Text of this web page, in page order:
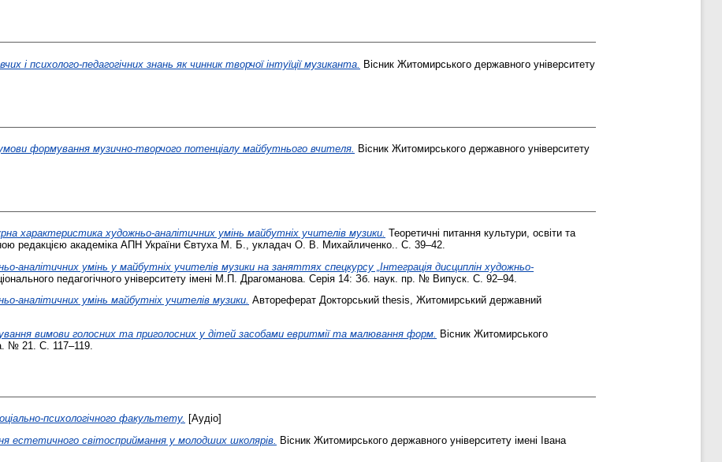
і психолого-педагогічних знань як чинник творчої інтуїції музиканта. Вісник Житомирського державного університету
умови формування музично-творчого потенціалу майбутнього вчителя. Вісник Житомирського державного університету
характеристика художньо-аналітичних умінь майбутніх учителів музики. Теоретичні питання культури, освіти та
редакцією академіка АПН України Євтуха М. Б., укладач О. В. Михайличенко.. С. 39–42.
аналітичних умінь у майбутніх учителів музики на заняттях спецкурсу „Інтеграція дисциплін художньо-
педагогічного університету імені М.П. Драгоманова. Серія 14: Зб. наук. пр. № Випуск. С. 92–94.
аналітичних умінь майбутніх учителів музики. Автореферат Докторський thesis, Житомирський державний
вимови голосних та приголосних у дітей засобами евритмії та малювання форм. Вісник Житомирського
№ 21. С. 117–119.
психологічного факультету. [Аудіо]
естетичного світосприймання у молодших школярів. Вісник Житомирського державного університету імені Івана